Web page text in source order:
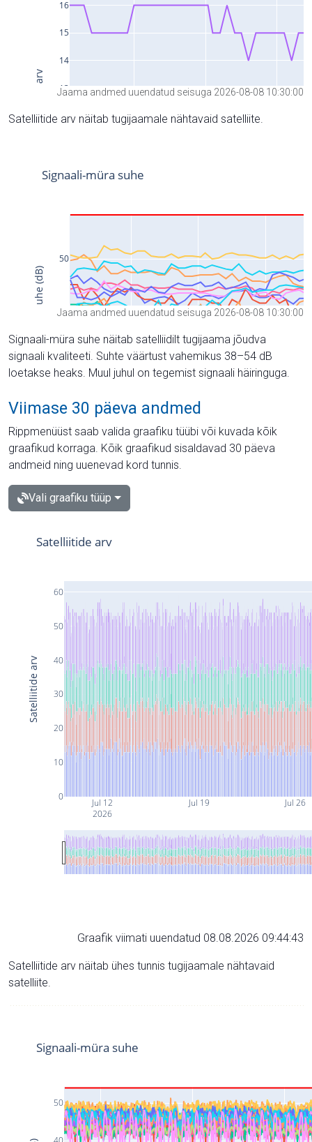
Jaama andmed uuendatud seisuga 2026-08-08 10:30:00
Satelliitide arv näitab tugijaamale nähtavaid satelliite.
Jaama andmed uuendatud seisuga 2026-08-08 10:30:00
Signaali-müra suhe näitab satelliidilt tugijaama jõudva
signaali kvaliteeti. Suhte väärtust vahemikus 38–54 dB
loetakse heaks. Muul juhul on tegemist signaali häiringuga.
Viimase 30 päeva andmed
Rippmenüüst saab valida graafiku tüübi või kuvada kõik
graafikud korraga. Kõik graafikud sisaldavad 30 päeva
andmeid ning uuenevad kord tunnis.
Vali graafiku tüüp
Jul 12
2026
Jul 19 Jul 26
0
10
20
30
40
50
60
Satelliitide arv
Satelliitide arv
Graafik viimati uuendatud 08.08.2026 09:44:43
Satelliitide arv näitab ühes tunnis tugijaamale nähtavaid
satelliite.
50
Signaali-müra suhe